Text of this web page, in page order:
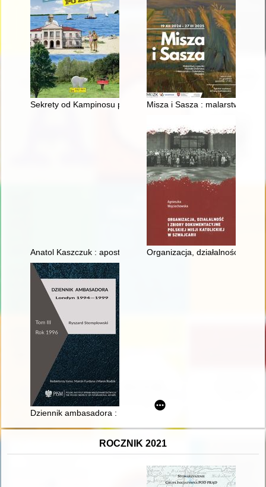
Sekrety od Kampinosu po ZegrzeMisza i Sasza : malarstwo i
Anatol Kaszczuk : apostoł Maryi : (materiały z sympozjów w
Organizacja, działalność i
Dziennik ambasadora : Londyn 1994-1999. T. 3,
ROCZNIK 2021